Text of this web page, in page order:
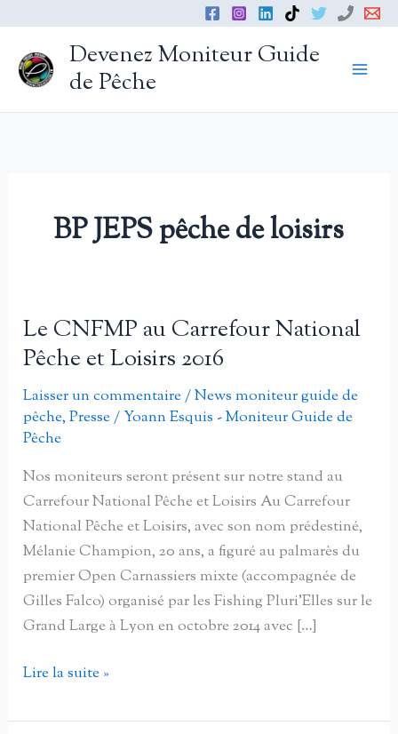
contenu
Devenez Moniteur Guide
de Pêche
BP JEPS pêche de loisirs
Le CNFMP au Carrefour National
Pêche et Loisirs 2016
Laisser un commentaire/News moniteur guide de
pêche,Presse/Yoann Esquis - Moniteur Guide de
Pêche
Nos moniteurs seront présent sur notre stand au
Carrefour National Pêche et Loisirs Au Carrefour
National Pêche et Loisirs, avec son nom prédestiné,
Mélanie Champion, 20 ans, a figuré au palmarès du
premier Open Carnassiers mixte (accompagnée de
Gilles Falco) organisé par les Fishing Pluri’Elles sur le
Grand Large à Lyon en octobre 2014 avec […]
Le
au
Lire la suite »